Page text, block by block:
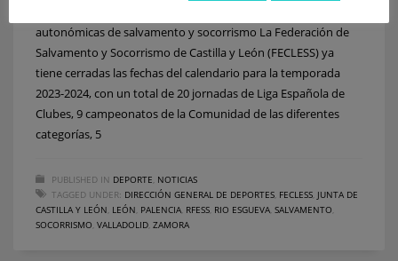
autonómicas de salvamento y socorrismo La Federación de
Salvamento y Socorrismo de Castilla y León (FECLESS) ya
tiene cerradas las fechas del calendario para la temporada
2023-2024, con un total de 20 jornadas de Liga Española de
Clubes, 9 campeonatos de la Comunidad de las diferentes
categorías, 5
PUBLISHED IN DEPORTE NOTICIAS
TAGGED UNDER: DIRECCIÓN GENERAL DE DEPORTES FECLESS JUNTA DE
CASTILLA Y LEÓN LEÓN PALENCIA RFESS RIO ESGUEVA SALVAMENTO
SOCORRISMO VALLADOLID ZAMORA